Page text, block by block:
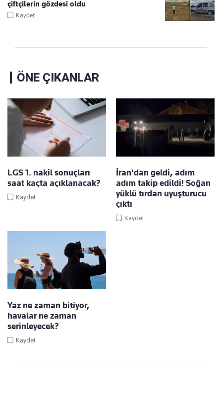
çiftçilerin gözdesi oldu
Kaydet
ÖNE ÇIKANLAR
LGS 1. nakil sonuçları
saat kaçta açıklanacak?
Kaydet
İran'dan geldi, adım
adım takip edildi! Soğan
yüklü tırdan uyuşturucu
çıktı
Kaydet
Yaz ne zaman bitiyor,
havalar ne zaman
serinleyecek?
Kaydet